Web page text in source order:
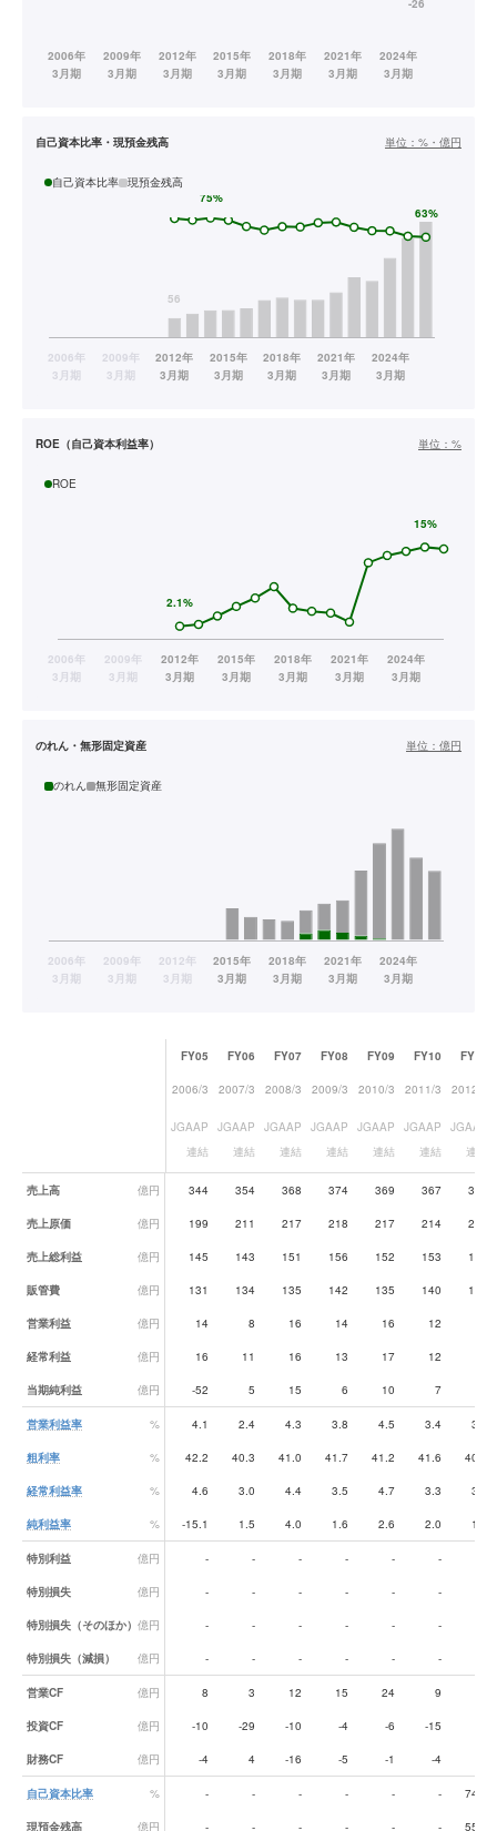
自己資本比率・現預金残高 単位： %・億円
自己資本比率 現預金残高
ROE（自己資本利益率） 単位： %
ROE
のれん・無形固定資産 単位： 億円
のれん 無形固定資産
業績データ一覧
FY05 FY06 FY07 FY08 FY09 FY10 FY11
2006/3 2007/3 2008/3 2009/3 2010/3 2011/3 2012/3
JGAAP
連結
JGAAP
連結
JGAAP
連結
JGAAP
連結
JGAAP
連結
JGAAP
連結
JGAAP
連結
売上高 億円 344 354 368 374 369 367 375
売上原価 億円 199 211 217 218 217 214 222
売上総利益 億円 145 143 151 156 152 153 153
販管費 億円 131 134 135 142 135 140 141
営業利益 億円 14 8 16 14 16 12
経常利益 億円 16 11 16 13 17 12
当期純利益 億円 -52 5 15 6 10 7
営業利益率 % 4.1 2.4 4.3 3.8 4.5 3.4 3.3
粗利率 % 42.2 40.3 41.0 41.7 41.2 41.6 40.8
経常利益率 % 4.6 3.0 4.4 3.5 4.7 3.3 3.8
純利益率 % -15.1 1.5 4.0 1.6 2.6 2.0 1.6
特別利益 億円 - - - - - -
特別損失 億円 - - - - - -
特別損失（そのほか） 億円 - - - - - -
特別損失（減損） 億円 - - - - - -
営業CF 億円 8 3 12 15 24 9
投資CF 億円 -10 -29 -10 -4 -6 -15
財務CF 億円 -4 4 -16 -5 -1 -4
自己資本比率 % - - - - - - 74.3
現預金残高 億円 - - - - - - 55.8